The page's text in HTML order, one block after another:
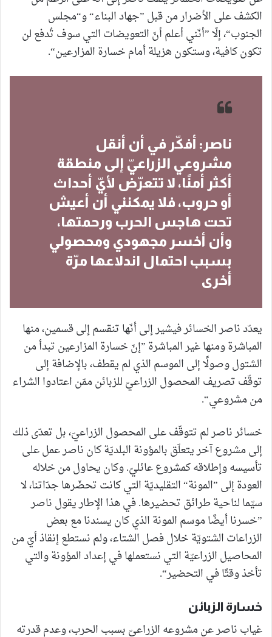
الكشف على الأضرار من قبل ”جهاد البناء“ و“مجلس
الجنوب“، إلّا ”أنّني أعلم أنّ التعويضات التي سوف تُدفع لن
تكون كافية، وستكون هزيلة أمام خسارة المزارعين“.
ناصر: أفكّر في أن أنقل
مشروعي الزراعيّ إلى منطقة
أكثر أمنًا، لا تتعرّض لأيّ أحداث
أو حروب، فلا يمكنني أن أعيش
تحت هاجس الحرب ورحمتها،
وأن أخسر مجهودي ومحصولي
بسبب احتمال اندلاعها مرّة
أخرى
يعدّد ناصر الخسائر فيشير إلى أنّها تنقسم إلى قسمين، منها
المباشرة ومنها غير المباشرة ”إنّ خسارة المزارعين تبدأ من
الشتول وصولًا إلى الموسم الذي لم يقطف، بالإضافة إلى
توقّف تصريف المحصول الزراعيّ للزبائن ممّن اعتادوا الشراء
من مشروعي“.
خسائر ناصر لم تتوقّف على المحصول الزراعيّ، بل تعدّى ذلك
إلى مشروع آخر يتعلّق بالمؤونة البلديّة كان ناصر عمل على
تأسيسه وإطلاقه كمشروع عائليّ. وكان يحاول من خلاله
العودة إلى ”المونة“ التقليديّة التي كانت تحضّرها جدّاتنا، لا
سيّما لناحية طرائق تحضيرها. في هذا الإطار يقول ناصر
”خسرنا أيضًا موسم المونة الذي كان يسندنا مع بعض
الزراعات الشتويّة خلال فصل الشتاء، ولم نستطع إنقاذ أيّ من
المحاصيل الزراعيّة التي نستعملها في إعداد المؤونة والتي
تأخذ وقتًا في التحضير“.
خسارة الزبائن
غياب ناصر عن مشروعه الزراعيّ بسبب الحرب، وعدم قدرته